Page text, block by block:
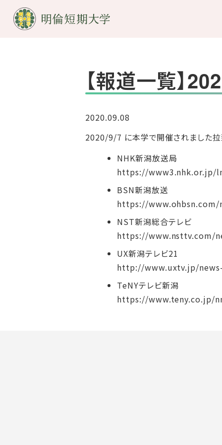
【報道一覧】
2020.09.08
2020/9/7 に本学で開催されました拉
NHK新潟放送局
https://www3.nhk.or.jp/
BSN新潟放送
https://www.ohbsn.com/
NST新潟総合テレビ
https://www.nsttv.com/
UX新潟テレビ21
http://www.uxtv.jp/
TeNYテレビ新潟
https://www.teny.co.jp/